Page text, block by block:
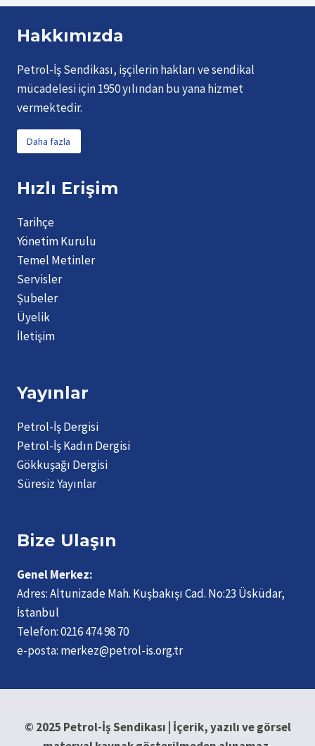
Hakkımızda
Petrol-İş Sendikası, işçilerin hakları ve sendikal
mücadelesi için 1950 yılından bu yana hizmet
vermektedir.
Daha fazla
Hızlı Erişim
Tarihçe
Yönetim Kurulu
Temel Metinler
Servisler
Şubeler
Üyelik
İletişim
Yayınlar
Petrol-İş Dergisi
Petrol-İş Kadın Dergisi
Gökkuşağı Dergisi
Süresiz Yayınlar
Bize Ulaşın
Genel Merkez:
Adres:Altunizade Mah. Kuşbakışı Cad. No:23 Üsküdar,
İstanbul
Telefon:0216 474 98 70
e-posta: merkez@petrol-is.org.tr
© 2025 Petrol-İş Sendikası | İçerik, yazılı ve görsel